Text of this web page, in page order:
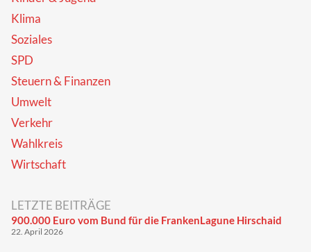
Klima
Soziales
SPD
Steuern & Finanzen
Umwelt
Verkehr
Wahlkreis
Wirtschaft
LETZTE BEITRÄGE
900.000 Euro vom Bund für die FrankenLagune Hirschaid
22. April 2026